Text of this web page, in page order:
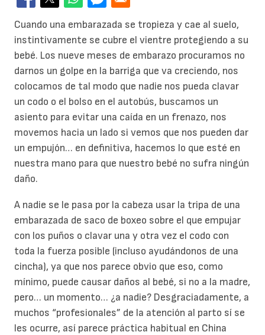
Cuando una embarazada se tropieza y cae al suelo,
instintivamente se cubre el vientre protegiendo a su
bebé. Los nueve meses de embarazo procuramos no
darnos un golpe en la barriga que va creciendo, nos
colocamos de tal modo que nadie nos pueda clavar
un codo o el bolso en el autobús, buscamos un
asiento para evitar una caída en un frenazo, nos
movemos hacia un lado si vemos que nos pueden dar
un empujón… en definitiva, hacemos lo que esté en
nuestra mano para que nuestro bebé no sufra ningún
daño.
A nadie se le pasa por la cabeza usar la tripa de una
embarazada de saco de boxeo sobre el que empujar
con los puños o clavar una y otra vez el codo con
toda la fuerza posible (incluso ayudándonos de una
cincha), ya que nos parece obvio que eso, como
mínimo, puede causar daños al bebé, si no a la madre,
pero… un momento… ¿a nadie? Desgraciadamente, a
muchos “profesionales” de la atención al parto sí se
les ocurre, así parece práctica habitual en China